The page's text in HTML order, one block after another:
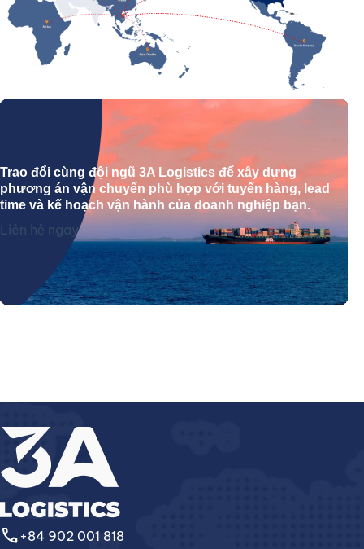
Trao đổi cùng đội ngũ 3A Logistics để xây dựng
phương án vận chuyển phù hợp với tuyến hàng, lead
time và kế hoạch vận hành của doanh nghiệp bạn.
Liên hệ ngay
call+84 902 001 818